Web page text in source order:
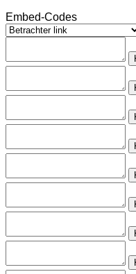
Embed-Codes